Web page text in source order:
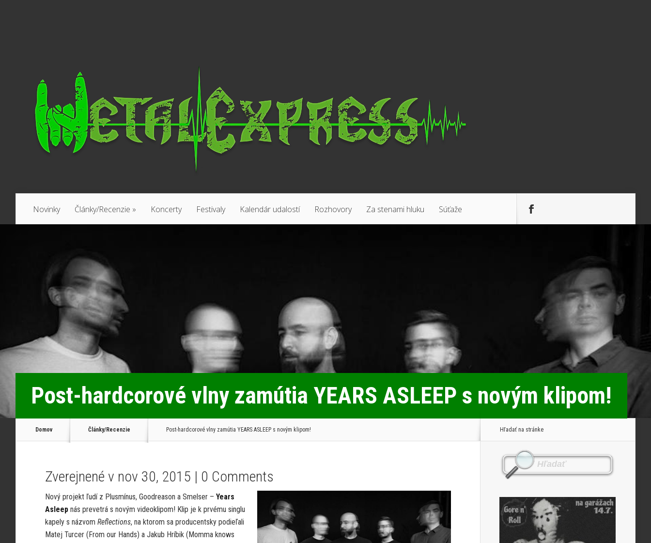
Novinky Články/Recenzie » Koncerty Festivaly Kalendár udalostí Rozhovory Za stenami hluku Súťaže
Post-hardcorové vlny zamútia YEARS ASLEEP s novým klipom!
Domov Články/Recenzie Post-hardcorové vlny zamútia YEARS ASLEEP s novým klipom!
Zverejnené v nov 30, 2015 | 0 Comments
Nový projekt ľudí z Plusmínus, Goodreason a Smelser – Years
Asleep nás prevetrá s novým videoklipom! Klip je k prvému singlu
kapely s názvom Reflections, na ktorom sa producentsky podieľali
Matej Turcer (From our Hands) a Jakub Hríbik (Momma knows
Hľadať na stránke